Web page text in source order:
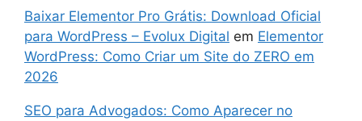
Baixar Elementor Pro Grátis: Download Oficial
para WordPress – Evolux Digital em Elementor
WordPress: Como Criar um Site do ZERO em
2026
SEO para Advogados: Como Aparecer no